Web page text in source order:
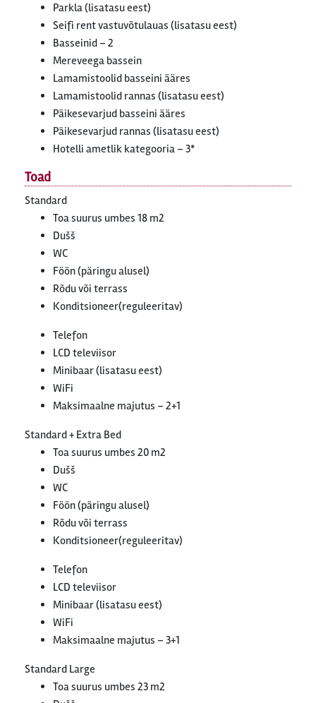
Parkla (lisatasu eest)
Seifi rent vastuvõtulauas (lisatasu eest)
Basseinid – 2
Mereveega bassein
Lamamistoolid basseini ääres
Lamamistoolid rannas (lisatasu eest)
Päikesevarjud basseini ääres
Päikesevarjud rannas (lisatasu eest)
Hotelli ametlik kategooria – 3*
Toad
Standard
Toa suurus umbes 18 m2
Dušš
WC
Föön (päringu alusel)
Rõdu või terrass
Konditsioneer(reguleeritav)
Telefon
LCD televiisor
Minibaar (lisatasu eest)
WiFi
Maksimaalne majutus – 2+1
Standard + Extra Bed
Toa suurus umbes 20 m2
Dušš
WC
Föön (päringu alusel)
Rõdu või terrass
Konditsioneer(reguleeritav)
Telefon
LCD televiisor
Minibaar (lisatasu eest)
WiFi
Maksimaalne majutus – 3+1
Standard Large
Toa suurus umbes 23 m2